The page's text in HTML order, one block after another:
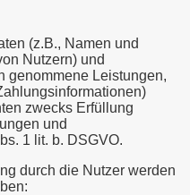
(z.B., Namen und
Nutzern) und
genommene Leistungen,
zwecks Erfüllung
und
1 lit. b. DSGVO.
durch die Nutzer werden